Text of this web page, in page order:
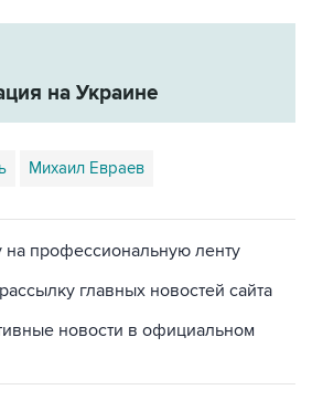
на Украине
Михаил Евраев
на профессиональную ленту
главных новостей сайта
новости в официальном